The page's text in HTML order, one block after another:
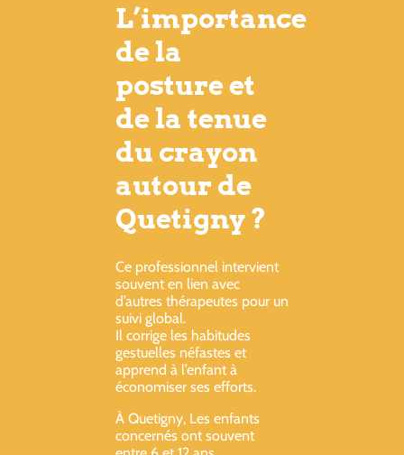
L’importance
de la
posture et
de la tenue
du crayon
autour de
Quetigny ?
Ce professionnel intervient
souvent en lien avec
d’autres thérapeutes pour un
suivi global.
Il corrige les habitudes
gestuelles néfastes et
apprend à l’enfant à
économiser ses efforts.
À Quetigny, Les enfants
concernés ont souvent